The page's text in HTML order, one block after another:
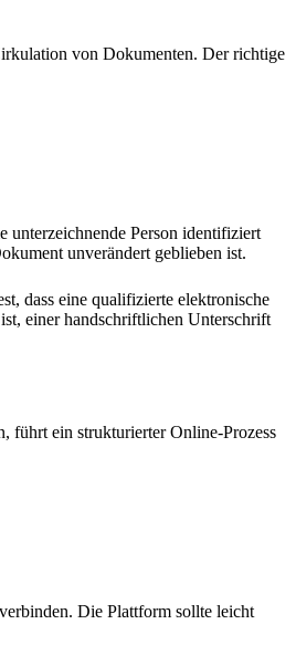
von Dokumenten. Der richtige
unterzeichnende Person identifiziert
unverändert geblieben ist.
dass eine qualifizierte elektronische
einer handschriftlichen Unterschrift
führt ein strukturierter Online-Prozess
Die Plattform sollte leicht